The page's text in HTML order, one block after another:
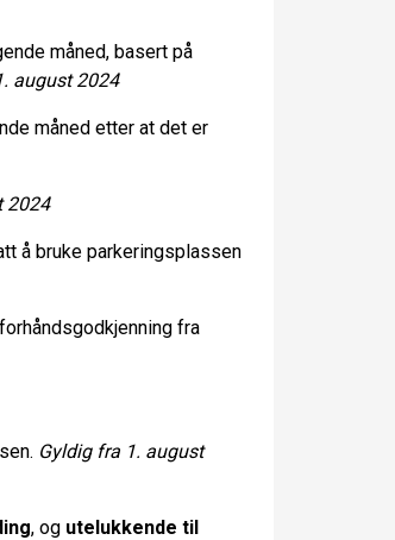
måned, basert på
august 2024
måned etter at det er
2024
å bruke parkeringsplassen
fra
Gyldig fra 1. august
, og utelukkende til